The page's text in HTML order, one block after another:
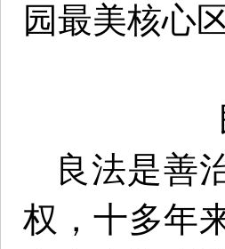
园最美核心
良法是善
权，十多年